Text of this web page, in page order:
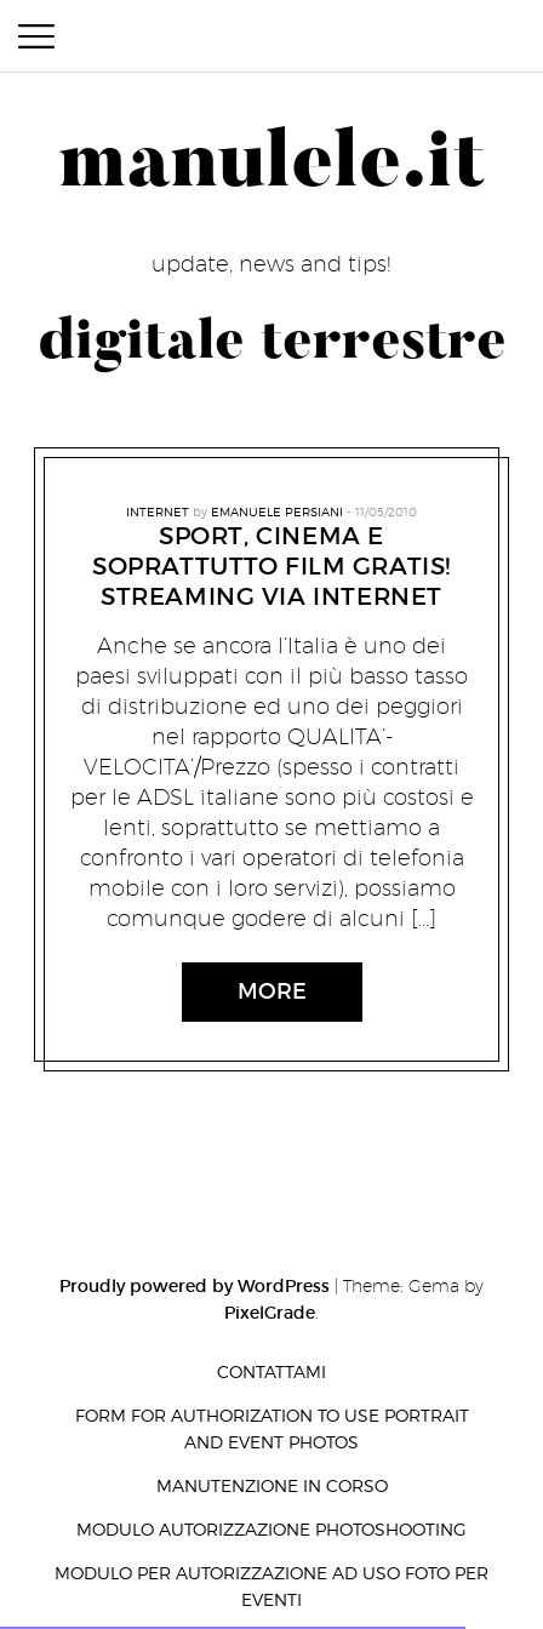
manulele.it
manulele.it
update, news and tips!
digitale terrestre
INTERNET by EMANUELE PERSIANI 11/05/2010
SPORT, CINEMA E
SOPRATTUTTO FILM GRATIS!
STREAMING VIA INTERNET
Anche se ancora l’Italia è uno dei
paesi sviluppati con il più basso tasso
di distribuzione ed uno dei peggiori
nel rapporto QUALITA’-
VELOCITA’/Prezzo (spesso i contratti
per le ADSL italiane sono più costosi e
lenti, soprattutto se mettiamo a
confronto i vari operatori di telefonia
mobile con i loro servizi), possiamo
comunque godere di alcuni […]
MORE
Proudly powered by WordPress Theme: Gema by
PixelGrade
CONTATTAMI
FORM FOR AUTHORIZATION TO USE PORTRAIT
AND EVENT PHOTOS
MANUTENZIONE IN CORSO
MODULO AUTORIZZAZIONE PHOTOSHOOTING
MODULO PER AUTORIZZAZIONE AD USO FOTO PER
EVENTI